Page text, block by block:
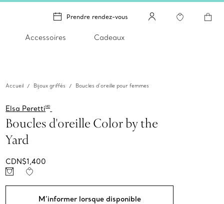
Prendre rendez-vous
Accessoires Cadeaux
Accueil Bijoux griffés Boucles d’oreille pour femmes
Elsa PerettiMD
Boucles d'oreille Color by the
Yard
CDN$1,400
M’informer lorsque disponible